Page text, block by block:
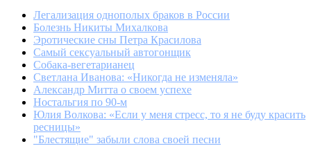
Легализация однополых браков в России
Болезнь Никиты Михалкова
Эротические сны Петра Красилова
Самый сексуальный автогонщик
Собака-вегетарианец
Светлана Иванова: «Никогда не изменяла»
Александр Митта о своем успехе
Ностальгия по 90-м
Юлия Волкова: «Если у меня стресс, то я не буду красить
ресницы»
"Блестящие" забыли слова своей песни